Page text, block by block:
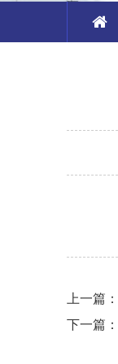
上一篇：
下一篇：